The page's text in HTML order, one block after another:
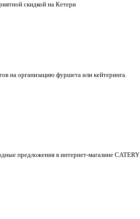
скидкой на Кетери
на организацию фуршета или кейтеринга.
предложения в интернет-магазине CATERY